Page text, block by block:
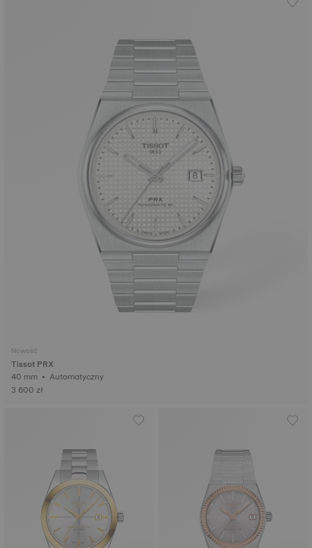
Nowość
Tissot PRX
40 mm • Automatyczny
3 600 zł